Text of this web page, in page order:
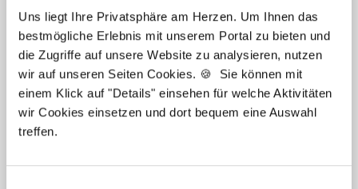
Uns liegt Ihre Privatsphäre am Herzen. Um Ihnen das
bestmögliche Erlebnis mit unserem Portal zu bieten und
die Zugriffe auf unsere Website zu analysieren, nutzen
wir auf unseren Seiten Cookies. 🍪 Sie können mit
einem Klick auf "Details" einsehen für welche Aktivitäten
wir Cookies einsetzen und dort bequem eine Auswahl
treffen.
Tankgutschein bzw. Fahrtkostenzuschuss
Ticket für öffentliche Verkehrsmittel
Gute Erreichbarkeit mit öffentlichen Verkehrsmitteln
Hilfe bei Wohnungssuche
Übertarifliche Bezahlung